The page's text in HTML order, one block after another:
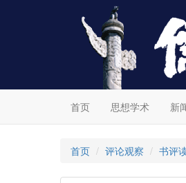
首页 思想学术 新
首页 评论观察 书评